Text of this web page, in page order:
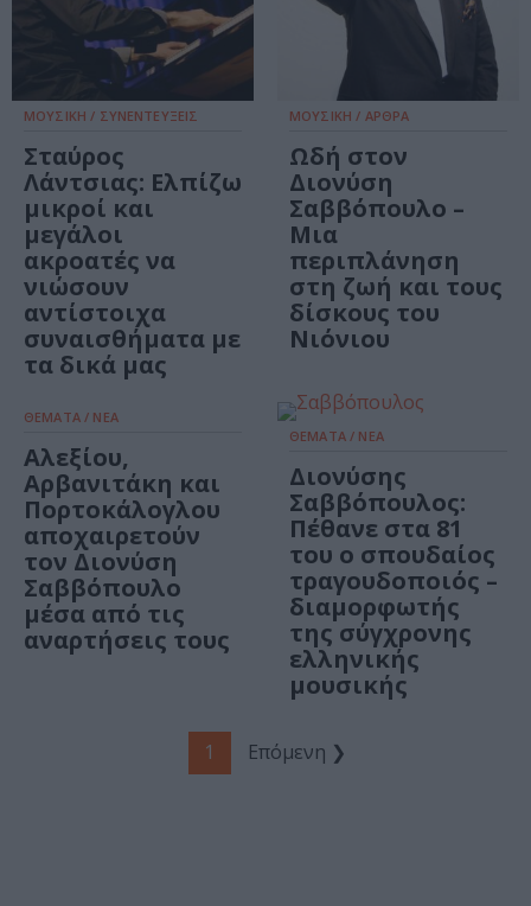
ΜΟΥΣΙΚΗ / ΣΥΝΕΝΤΕΥΞΕΙΣ
Σταύρος
Λάντσιας: Ελπίζω
μικροί και
μεγάλοι
ακροατές να
νιώσουν
αντίστοιχα
συναισθήματα με
τα δικά μας
ΜΟΥΣΙΚΗ / ΑΡΘΡΑ
Ωδή στον
Διονύση
Σαββόπουλο –
Μια
περιπλάνηση
στη ζωή και τους
δίσκους του
Νιόνιου
ΘΕΜΑΤΑ / ΝΕΑ
Αλεξίου,
Αρβανιτάκη και
Πορτοκάλογλου
αποχαιρετούν
τον Διονύση
Σαββόπουλο
μέσα από τις
αναρτήσεις τους
ΘΕΜΑΤΑ / ΝΕΑ
Διονύσης
Σαββόπουλος:
Πέθανε στα 81
του ο σπουδαίος
τραγουδοποιός –
διαμορφωτής
της σύγχρονης
ελληνικής
μουσικής
1 Επόμενη ❯